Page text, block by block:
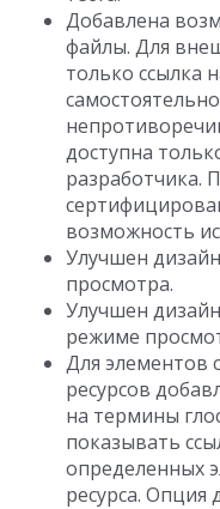
Добавлена
файлы. Для
только ссылка
доступна
разработчика.
возможность
Улучшен
просмотра.
Улучшен
режиме
Для элементов
ресурсов
на термины
показывать
определенных
ресурса. Опция